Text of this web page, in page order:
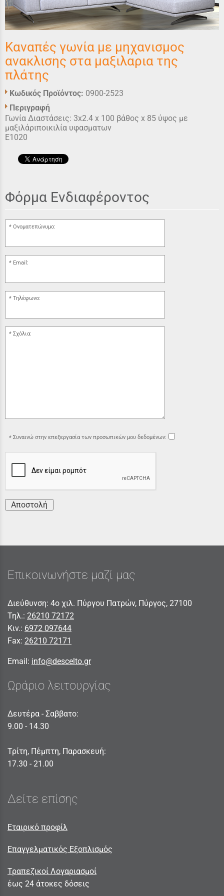
Καναπές γωνία με μηχανισμος
ανακλισης στα μαξιλαρια της
πλάτης
Κωδικός Προϊόντος: 0900-2523
Περιγραφή
Γωνία Διαστάσεις: 3x2.4 x 100 βάθος x 85 ύψος με
μαξιλάριποικιλία υφασματων
Ε1020
Φόρμα Ενδιαφέροντος
Ονοματεπώνυμο:
Email:
Τηλέφωνο:
Σχόλια:
Συναινώ στην επεξεργασία των προσωπικών μου δεδομένων:
Αποστολή
Επικοινωνήστε μαζί μας
Διεύθυνση: 4ο χιλ. Πύργου Πατρών, Πύργος, 27100
Τηλ.: 26210 72172
Κιν.: 6972 097644
Fax: 26210 72171
Email: info@descelto.gr
Ωράριο λειτουργίας
Δευτέρα - Σαββατο:
9.00 - 14.30
Τρίτη, Πέμπτη, Παρασκευή:
17.30 - 21.00
Δείτε επίσης
Εταιρικό προφίλ
Επαγγελματικός Εξοπλισμός
Τραπεζικοί Λογαριασμοί
έως 24 άτοκες δόσεις